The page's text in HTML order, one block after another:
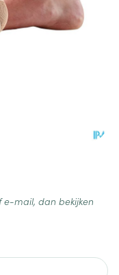
e-mail, dan bekijken